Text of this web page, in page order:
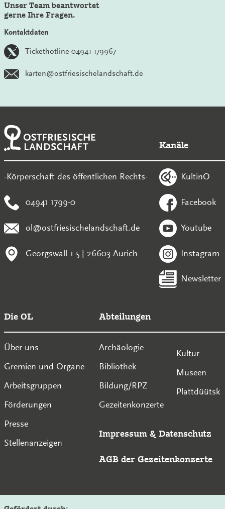
Unser Team beantwortet
gerne Ihre Fragen.
Kontaktdaten
Tickethotline 04941 179967
karten@ostfriesischelandschaft.de
-Körperschaft des öffentlichen Rechts-
04941 1799-0
ol@ostfriesischelandschaft.de
Georgswall 1-5 | 26603 Aurich
Kanäle
KultinO
Facebook
Youtube
Instagram
Newsletter
Die OL
Über uns
Gremien und Organe
Arbeitsgruppen
Förderungen
Presse
Stellenanzeigen
Abteilungen
Archäologie
Bibliothek
Bildung/RPZ
Gezeitenkonzerte
Kultur
Museen
Plattdüütsk
Impressum & Datenschutz
AGB der Gezeitenkonzerte